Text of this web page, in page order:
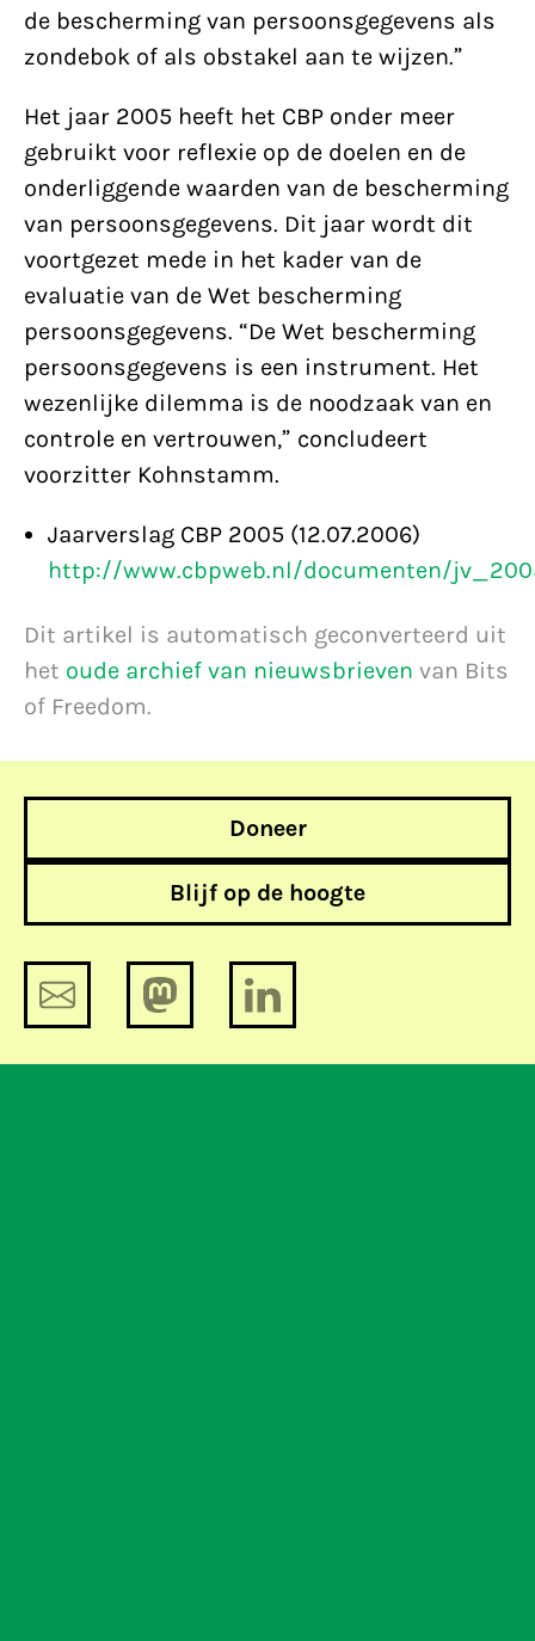
de bescherming van persoonsgegevens als
zondebok of als obstakel aan te wijzen.”
Het jaar 2005 heeft het CBP onder meer
gebruikt voor reflexie op de doelen en de
onderliggende waarden van de bescherming
van persoonsgegevens. Dit jaar wordt dit
voortgezet mede in het kader van de
evaluatie van de Wet bescherming
persoonsgegevens. “De Wet bescherming
persoonsgegevens is een instrument. Het
wezenlijke dilemma is de noodzaak van en
controle en vertrouwen,” concludeert
voorzitter Kohnstamm.
Jaarverslag CBP 2005 (12.07.2006)
http://www.cbpweb.nl/documenten/
Dit artikel is automatisch geconverteerd uit
het oude archief van nieuwsbrieven van Bits
of Freedom.
Doneer
Blijf op de hoogte